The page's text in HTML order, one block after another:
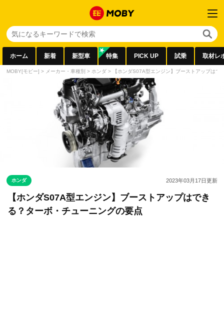
ホーム 新着 新型車 特集 PICK UP 試乗 取材レ
MOBY[モビー] > メーカー・車種別 > ホンダ > 【ホンダS07A型エンジン】ブーストアップはで
ホンダ 2023年03月17日更新
【ホンダS07A型エンジン】ブーストアップはでき
る？ターボ・チューニングの要点